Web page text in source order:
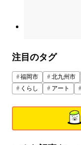
注目のタグ
福岡市 北九州市
くらし
アート